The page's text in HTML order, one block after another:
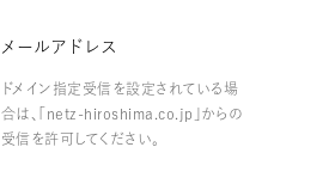
メールアドレス
ドメイン指定受信を設定されている場
合は、「netz-hiroshima.co.jp」からの
受信を許可してください。